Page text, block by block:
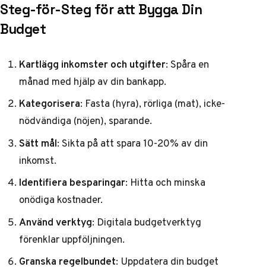
Steg-för-Steg för att Bygga Din
Budget
Kartlägg inkomster och utgifter: Spåra en
månad med hjälp av din bankapp.
Kategorisera: Fasta (hyra), rörliga (mat), icke-
nödvändiga (nöjen), sparande.
Sätt mål: Sikta på att spara 10-20% av din
inkomst.
Identifiera besparingar: Hitta och minska
onödiga kostnader.
Använd verktyg: Digitala budgetverktyg
förenklar uppföljningen.
Granska regelbundet: Uppdatera din budget